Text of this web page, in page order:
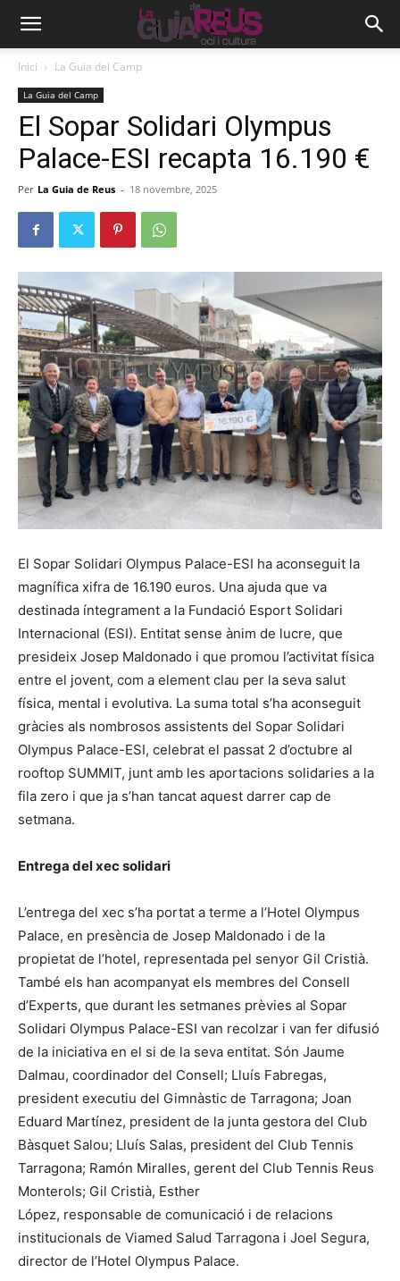
Inici La Guia del Camp
La Guia del Camp
El Sopar Solidari Olympus
Palace-ESI recapta 16.190 €
Per La Guia de Reus - 18 novembre, 2025
El Sopar Solidari Olympus Palace-ESI ha aconseguit la
magnífica xifra de 16.190 euros. Una ajuda que va
destinada íntegrament a la Fundació Esport Solidari
Internacional (ESI). Entitat sense ànim de lucre, que
presideix Josep Maldonado i que promou l’activitat física
entre el jovent, com a element clau per la seva salut
física, mental i evolutiva. La suma total s’ha aconseguit
gràcies als nombrosos assistents del Sopar Solidari
Olympus Palace-ESI, celebrat el passat 2 d’octubre al
rooftop SUMMIT, junt amb les aportacions solidaries a la
fila zero i que ja s’han tancat aquest darrer cap de
setmana.
Entrega del xec solidari
L’entrega del xec s’ha portat a terme a l’Hotel Olympus
Palace, en presència de Josep Maldonado i de la
propietat de l’hotel, representada pel senyor Gil Cristià.
També els han acompanyat els membres del Consell
d’Experts, que durant les setmanes prèvies al Sopar
Solidari Olympus Palace-ESI van recolzar i van fer difusió
de la iniciativa en el si de la seva entitat. Són Jaume
Dalmau, coordinador del Consell; Lluís Fabregas,
president executiu del Gimnàstic de Tarragona; Joan
Eduard Martínez, president de la junta gestora del Club
Bàsquet Salou; Lluís Salas, president del Club Tennis
Tarragona; Ramón Miralles, gerent del Club Tennis Reus
Monterols; Gil Cristià, Esther
López, responsable de comunicació i de relacions
institucionals de Viamed Salud Tarragona i Joel Segura,
director de l’Hotel Olympus Palace.